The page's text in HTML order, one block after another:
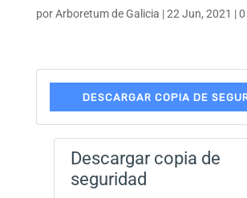
porArboretum de Galicia |22 Jun, 2021 |
DESCARGAR COPIA DE
Descargar copia de
seguridad